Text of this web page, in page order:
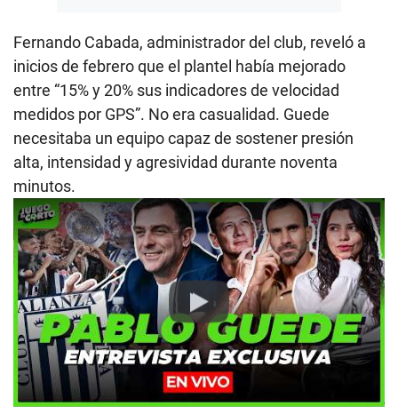
Fernando Cabada, administrador del club, reveló a
inicios de febrero que el plantel había mejorado
entre “15% y 20% sus indicadores de velocidad
medidos por GPS”. No era casualidad. Guede
necesitaba un equipo capaz de sostener presión
alta, intensidad y agresividad durante noventa
minutos.
Play